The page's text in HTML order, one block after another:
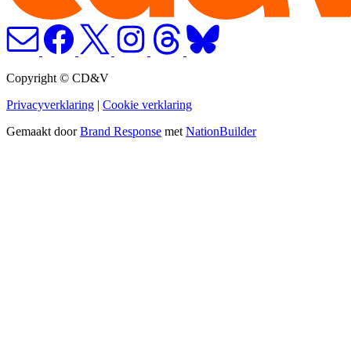
Copyright © CD&V
Privacyverklaring | Cookie verklaring
Gemaakt doorBrand Response metNationBuilder